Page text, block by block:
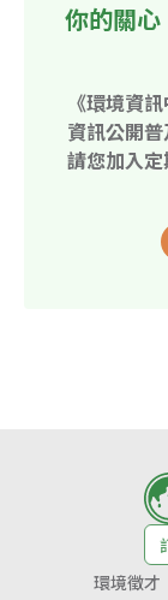
你的關
《環境資
資訊公開
請您加入
環境徵才